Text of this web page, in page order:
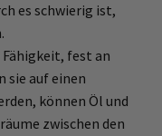
es schwierig ist,
fest an
sie auf einen
können Öl und
zwischen den